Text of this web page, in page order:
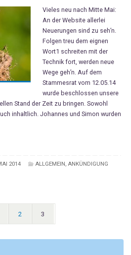
Vieles neu nach Mitte Mai:
An der Website allerlei
Neuerungen sind zu seh’n.
Folgen treu dem eignen
Wort1 schreiten mit der
Technik fort, werden neue
Wege geh’n. Auf dem
Stammesrat vom 12.05.14
wurde beschlossen unsere
Stand der Zeit zu bringen. Sowohl
inhaltlich. Johannes und Simon wurden
2014 ALLGEMEIN ANKÜNDIGUNG
2 3